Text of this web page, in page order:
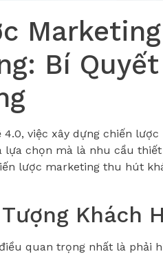
Bí
4.0, việc xây dựng chiến
lựa chọn mà là nhu cầu
lược marketing thu hút
Khách
quan trọng nhất là phải